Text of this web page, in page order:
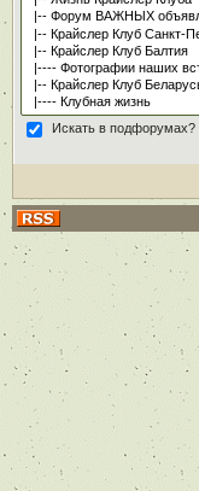
Искать в подфорумах?